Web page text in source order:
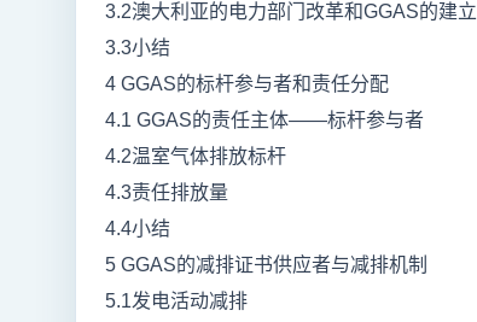
3.2澳大利亚的电力部门改革和GGAS的建立
3.3小结
4 GGAS的标杆参与者和责任分配
4.1 GGAS的责任主体——标杆参与者
4.2温室气体排放标杆
4.3责任排放量
4.4小结
5 GGAS的减排证书供应者与减排机制
5.1发电活动减排